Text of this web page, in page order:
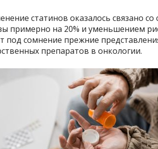
статинов оказалось связано
примерно на 20% и уменьшением
под сомнение прежние
препаратов в онкологии.